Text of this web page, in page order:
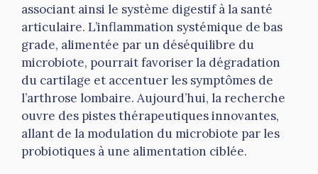
associant ainsi le système digestif à la santé
articulaire. L’inflammation systémique de bas
grade, alimentée par un déséquilibre du
microbiote, pourrait favoriser la dégradation
du cartilage et accentuer les symptômes de
l’arthrose lombaire. Aujourd’hui, la recherche
ouvre des pistes thérapeutiques innovantes,
allant de la modulation du microbiote par les
probiotiques à une alimentation ciblée.